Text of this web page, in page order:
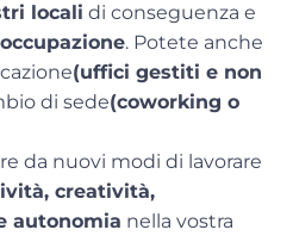
locali di conseguenza e
. Potete anche
(uffici gestiti e non
di sede(coworking o
da nuovi modi di lavorare
creatività,
autonomia nella vostra